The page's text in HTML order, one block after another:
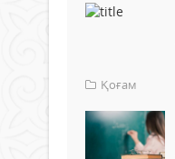
Қоғам